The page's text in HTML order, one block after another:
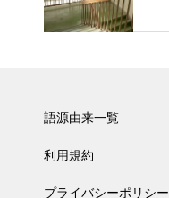
語源由来一覧
利用規約
プライバシーポリシー